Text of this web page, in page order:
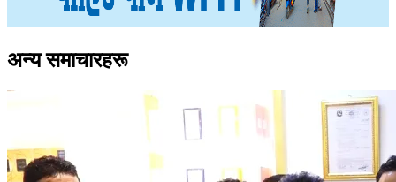
अन्य समाचारहरू